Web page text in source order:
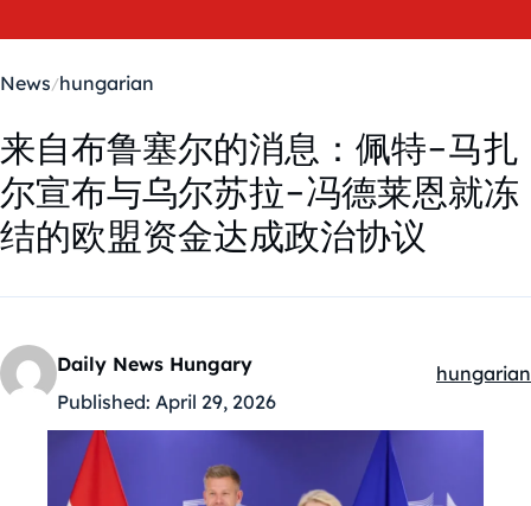
News hungarian
来自布鲁塞尔的消息：佩特-马扎
尔宣布与乌尔苏拉-冯德莱恩就冻
结的欧盟资金达成政治协议
Daily News Hungary
Published: April 29, 2026
hungarian